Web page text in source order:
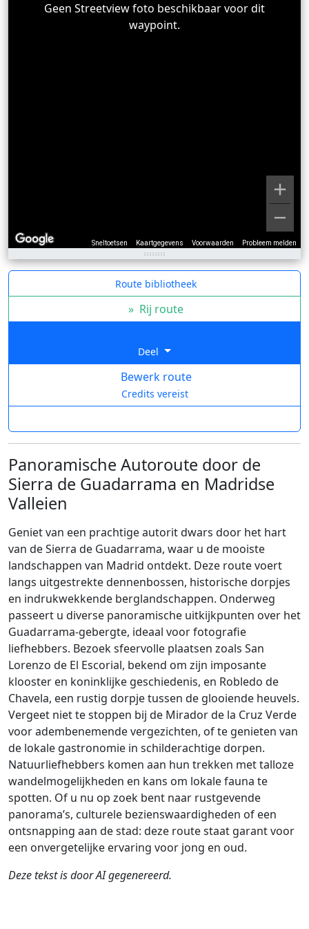
Sneltoetsen Kaartgegevens Voorwaarden Probleem melden
Geen Streetview foto beschikbaar voor dit
waypoint.
Route bibliotheek
» Rij route
Deel
Bewerk route
Credits vereist
Panoramische Autoroute door de
Sierra de Guadarrama en Madridse
Valleien
Geniet van een prachtige autorit dwars door het hart
van de Sierra de Guadarrama, waar u de mooiste
landschappen van Madrid ontdekt. Deze route voert
langs uitgestrekte dennenbossen, historische dorpjes
en indrukwekkende berglandschappen. Onderweg
passeert u diverse panoramische uitkijkpunten over het
Guadarrama-gebergte, ideaal voor fotografie
liefhebbers. Bezoek sfeervolle plaatsen zoals San
Lorenzo de El Escorial, bekend om zijn imposante
klooster en koninklijke geschiedenis, en Robledo de
Chavela, een rustig dorpje tussen de glooiende heuvels.
Vergeet niet te stoppen bij de Mirador de la Cruz Verde
voor adembenemende vergezichten, of te genieten van
de lokale gastronomie in schilderachtige dorpen.
Natuurliefhebbers komen aan hun trekken met talloze
wandelmogelijkheden en kans om lokale fauna te
spotten. Of u nu op zoek bent naar rustgevende
panorama’s, culturele bezienswaardigheden of een
ontsnapping aan de stad: deze route staat garant voor
een onvergetelijke ervaring voor jong en oud.
Deze tekst is door AI gegenereerd.